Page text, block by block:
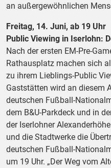
an außergewöhnlichen
Freitag, 14. Juni, ab 19 Uhr
Public Viewing in Iserlohn:
Nach der ersten EM-Pre-
Rathausplatz machen sich
zu ihrem Lieblings-Public
Gaststätten wird an diesem
deutschen Fußball-
dem B&U-Parkdeck und in
der Iserlohner
und die Stadtwerke die
deutschen Fußball-
um 19 Uhr. „Der Weg vom